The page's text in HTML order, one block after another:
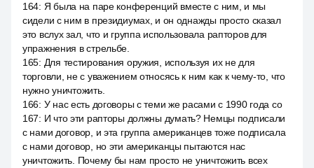
164: Я была на паре конференций вместе с ним, и мы
сидели с ним в президиумах, и он однажды просто сказал
это вслух зал, что и группа использовала рапторов для
упражнения в стрельбе.
165: Для тестирования оружия, используя их не для
торговли, не с уважением относясь к ним как к чему-то, что
нужно уничтожить.
166: У нас есть договоры с теми же расами с 1990 года со
167: И что эти рапторы должны думать? Немцы подписали
с нами договор, и эта группа американцев тоже подписала
с нами договор, но эти американцы пытаются нас
уничтожить. Почему бы нам просто не уничтожить всех